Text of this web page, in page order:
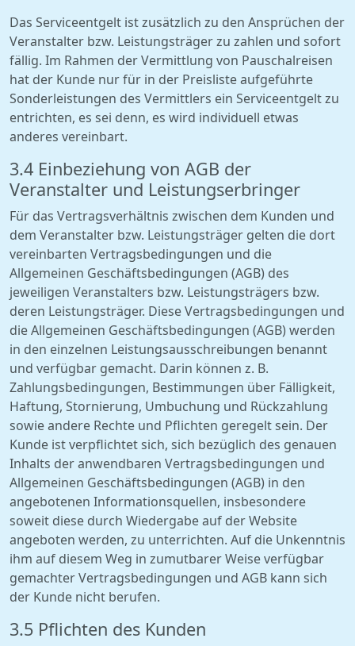
Das Serviceentgelt ist zusätzlich zu den Ansprüchen der
Veranstalter bzw. Leistungsträger zu zahlen und sofort
fällig. Im Rahmen der Vermittlung von Pauschalreisen
hat der Kunde nur für in der Preisliste aufgeführte
Sonderleistungen des Vermittlers ein Serviceentgelt zu
entrichten, es sei denn, es wird individuell etwas
anderes vereinbart.
3.4 Einbeziehung von AGB der
Veranstalter und Leistungserbringer
Für das Vertragsverhältnis zwischen dem Kunden und
dem Veranstalter bzw. Leistungsträger gelten die dort
vereinbarten Vertragsbedingungen und die
Allgemeinen Geschäftsbedingungen (AGB) des
jeweiligen Veranstalters bzw. Leistungsträgers bzw.
deren Leistungsträger. Diese Vertragsbedingungen und
die Allgemeinen Geschäftsbedingungen (AGB) werden
in den einzelnen Leistungsausschreibungen benannt
und verfügbar gemacht. Darin können z. B.
Zahlungsbedingungen, Bestimmungen über Fälligkeit,
Haftung, Stornierung, Umbuchung und Rückzahlung
sowie andere Rechte und Pflichten geregelt sein. Der
Kunde ist verpflichtet sich, sich bezüglich des genauen
Inhalts der anwendbaren Vertragsbedingungen und
Allgemeinen Geschäftsbedingungen (AGB) in den
angebotenen Informationsquellen, insbesondere
soweit diese durch Wiedergabe auf der Website
angeboten werden, zu unterrichten. Auf die Unkenntnis
ihm auf diesem Weg in zumutbarer Weise verfügbar
gemachter Vertragsbedingungen und AGB kann sich
der Kunde nicht berufen.
3.5 Pflichten des Kunden